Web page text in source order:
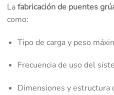
Lafabricación de puentes
como:
Tipo de carga y peso
Frecuencia de uso del
Dimensiones y estructura